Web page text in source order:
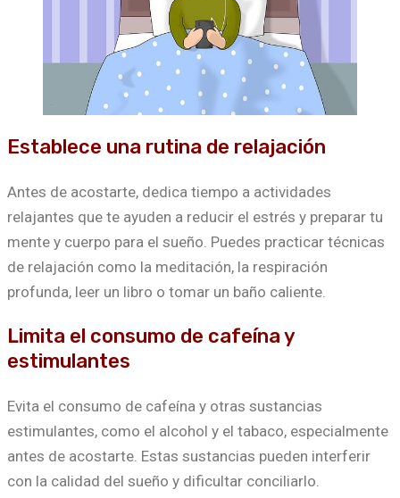
Establece una rutina de relajación
Antes de acostarte, dedica tiempo a actividades
relajantes que te ayuden a reducir el estrés y preparar tu
mente y cuerpo para el sueño. Puedes practicar técnicas
de relajación como la meditación, la respiración
profunda, leer un libro o tomar un baño caliente.
Limita el consumo de cafeína y
estimulantes
Evita el consumo de cafeína y otras sustancias
estimulantes, como el alcohol y el tabaco, especialmente
antes de acostarte. Estas sustancias pueden interferir
con la calidad del sueño y dificultar conciliarlo.